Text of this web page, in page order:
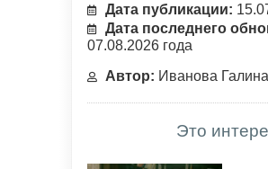
Дата публикации:
Дата последнего
07.08.2026 года
Автор: Иванова Галина
Это